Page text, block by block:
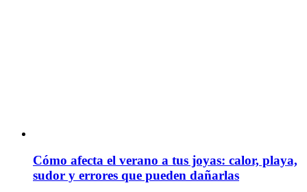
Cómo afecta el verano a tus joyas: calor, playa,
sudor y errores que pueden dañarlas